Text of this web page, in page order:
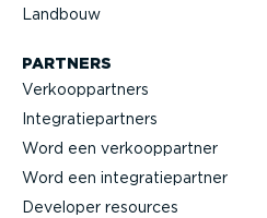
Landbouw
PARTNERS
Verkoop­partners
Integra­tie­partners
Word een verkoop­partner
Word een integra­tie­partner
Developer resources